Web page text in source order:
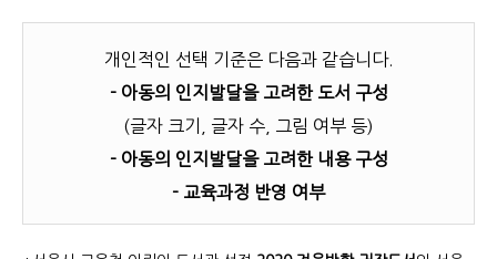
개인적인 선택 기준은 다음과 같습니다.
- 아동의 인지발달을 고려한 도서 구성
(글자 크기, 글자 수, 그림 여부 등)
- 아동의 인지발달을 고려한 내용 구성
- 교육과정 반영 여부